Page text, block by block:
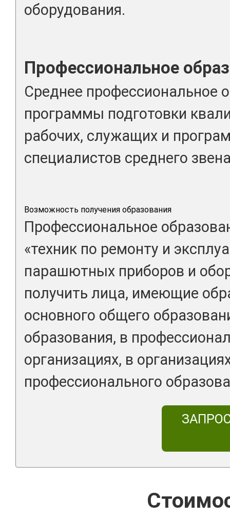
оборудования.
Профессиональное
Среднее профессиональное
программы подготовки
рабочих, служащих и
специалистов среднего
Возможность получения образования
Профессиональное
«техник по ремонту и
парашютных приборов и
получить лица, имеющие
основного общего
образования, в
организациях, в
профессионального